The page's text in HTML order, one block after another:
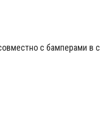
с бамперами в